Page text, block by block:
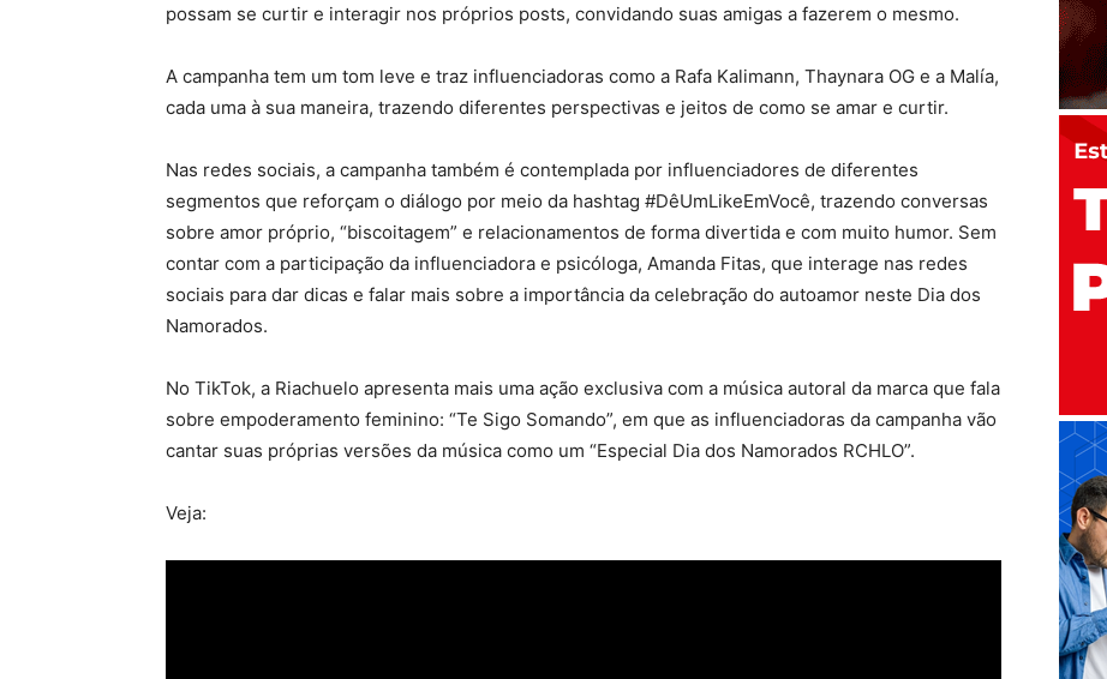
possam se curtir e interagir nos próprios posts, convidando suas amigas a fazerem o mesmo.
A campanha tem um tom leve e traz influenciadoras como a Rafa Kalimann, Thaynara OG e a Malía,
cada uma à sua maneira, trazendo diferentes perspectivas e jeitos de como se amar e curtir.
Nas redes sociais, a campanha também é contemplada por influenciadores de diferentes
segmentos que reforçam o diálogo por meio da hashtag #DêUmLikeEmVocê, trazendo conversas
sobre amor próprio, “biscoitagem” e relacionamentos de forma divertida e com muito humor. Sem
contar com a participação da influenciadora e psicóloga, Amanda Fitas, que interage nas redes
sociais para dar dicas e falar mais sobre a importância da celebração do autoamor neste Dia dos
Namorados.
No TikTok, a Riachuelo apresenta mais uma ação exclusiva com a música autoral da marca que fala
sobre empoderamento feminino: “Te Sigo Somando”, em que as influenciadoras da campanha vão
cantar suas próprias versões da música como um “Especial Dia dos Namorados RCHLO”.
Veja: